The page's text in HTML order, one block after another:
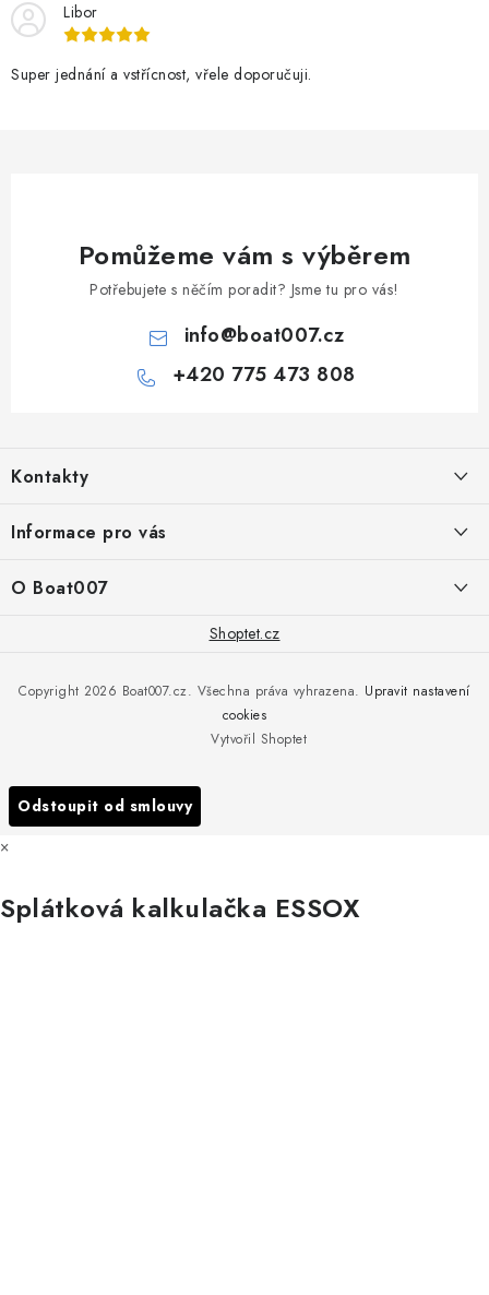
Libor
Super jednání a vstřícnost, vřele doporučuji.
Pomůžeme vám s výběrem
Potřebujete s něčím poradit? Jsme tu pro vás!
info@boat007.cz
+420 775 473 808
p
a
Kontakty
+420 775 473 808
PŘÍJEM/VÝDEJ/SERVIS zakázek
Informace pro vás
Obchodní podmínky
Podmínky ochrany osobních údajů
O Boat007
Všechny značky
Shoptet.cz
Vytvořil Shoptet
Copyright 2026 Boat007.cz. Všechna práva vyhrazena. Upravit nastavení
cookies
Odstoupit od smlouvy
×
Splátková kalkulačka ESSOX